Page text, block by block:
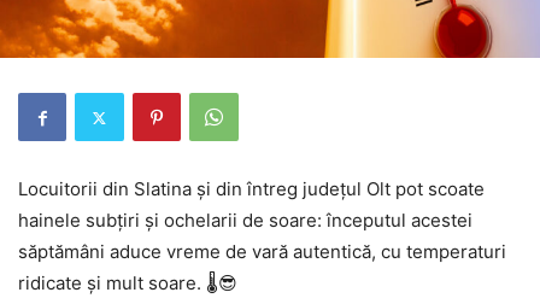
Locuitorii din Slatina și din întreg județul Olt pot scoate
hainele subțiri și ochelarii de soare: începutul acestei
săptămâni aduce vreme de vară autentică, cu temperaturi
ridicate și mult soare. 🌡️😎